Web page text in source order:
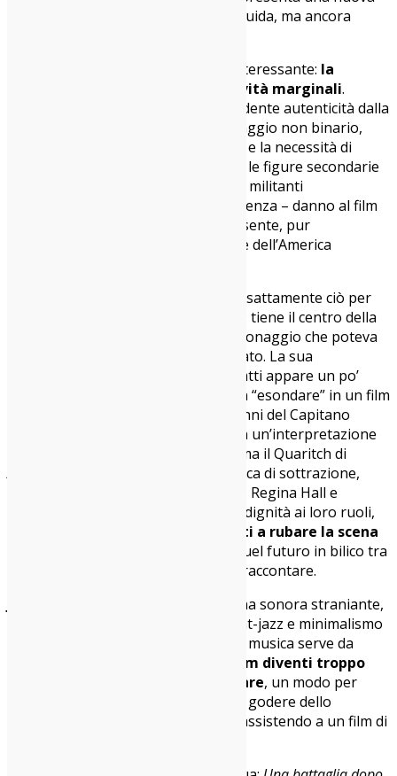
generazione meno dogmatica, più fluida, ma ancora
E qui si inserisce un altro aspetto interessante: la
rappresentazione delle soggettività marginali.
Charlene (interpretata con sorprendente autenticità dalla
giovane Chase Infiniti) è un personaggio non binario,
sospeso tra le aspettative del padre e la necessità di
trovare una propria voce. Ma anche le figure secondarie
– dalla drag queen Povero Tony alle militanti
afroamericane che guidano la resistenza – danno al film
una freschezza che lo ancora al presente, pur
affondando nelle ossessioni passate dell’America
fa esattamente ciò per
cui è stato pagato profumatamente: tiene il centro della
scena, conferisce umanità a un personaggio che poteva
risultare solo un fantasma del passato. La sua
performance è solida, anche se a tratti appare un po’
trattenuta, quasi trattenuta per non “esondare” in un film
, nei panni del Capitano
Lockjaw, è invece sopra le righe, con un’interpretazione
volutamente caricaturale che richiama il Quaritch di
gioca di sottrazione,
quasi invisibile ma mai privo di peso. Regina Hall e
Teyana Taylor regalano intensità e dignità ai loro ruoli,
la giovane Infiniti a rubare la scena
, incarnando quel futuro in bilico tra
utopia e disincanto che il film vuole raccontare.
firma una colonna sonora straniante,
a tratti respingente, con trame avant-jazz e minimalismo
dissonante. Una scelta deliberata: la musica serve da
evitare che il film diventi troppo
“facile” da seguire o da decodificare, un modo per
ricordare allo spettatore che sì, può godere dello
spettacolo, ma che sta pur sempre assistendo a un film di